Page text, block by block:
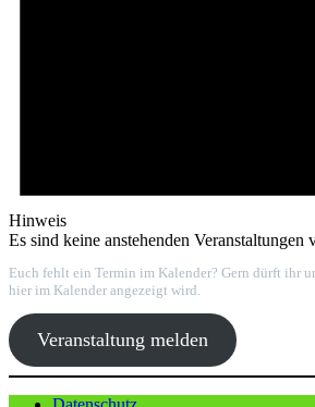
Hinweis
Es sind keine anstehenden Veranstaltungen
Euch fehlt ein Termin im Kalender? Gern dürft ihr
hier im Kalender angezeigt wird.
Veranstaltung melden